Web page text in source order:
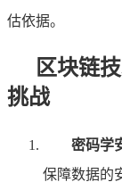
估依据。
区块链
挑战
密码学
保障数据的